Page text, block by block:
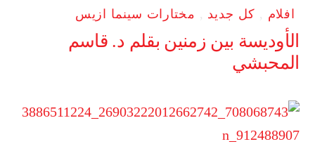
افلام , كل جديد , مختارات سينما ازيس
الأوديسة بين زمنين بقلم د. قاسم
المحبشي